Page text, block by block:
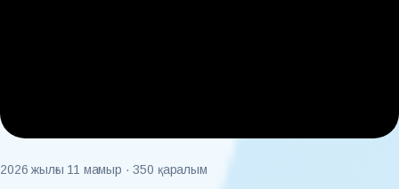
2026 жылғы 11 мамыр · 350 қаралым